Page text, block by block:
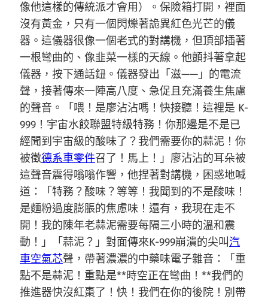
像他這樣的傳統派才會用）。保險箱打開，裡面
沒有黃金，只有一個閃爍著詭異紅色光芒的儀
器。這儀器很像一個老式的對講機，但頂部插著
一根彎曲的、像韭菜一樣的天線。他顫抖著拿起
儀器，按下通話鈕。儀器發出「滋——」的電流
聲，接著傳來一陣高八度、急促且充滿養生焦慮
的聲音。「喂！是廖沾沾嗎！快接聽！這裡是 K-
999！宇宙水餃聯盟特級特務！你那邊是不是已
經聞到宇宙級的酸味了？我們需要你的蒜泥！你
被徵德系車零件召了！馬上！」廖沾沾的耳朵被
這聲音震得嗡嗡作響，他捏著對講機，困惑地喊
道：「特務？酸味？等等！我聞到的不是酸味！
是麵粉過度膨脹的焦慮味！還有，我現在走不
開！我的陳年老蒜泥需要每隔三小時的溫和震
動！」「蒜泥？」對面傳來K-999崩潰的尖叫汽
車空氣芯聲，帶著濃濃的中藥味電子雜音：「重
點不是蒜泥！重點是**時空正在彎曲！**我們的
推進器快沒紅棗了！快！我們在你的後院！別帶